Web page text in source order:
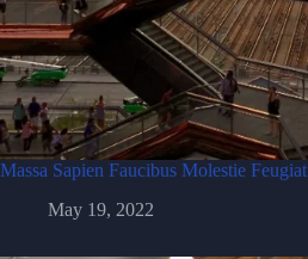
Massa Sapien Faucibus Molestie
May 19, 2022